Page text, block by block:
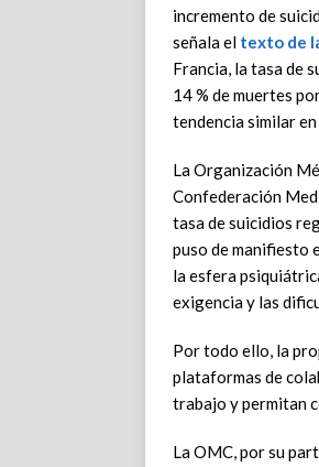
incremento de
señala el texto de
Francia, la tasa de
14 % de muertes
tendencia similar
La Organización
Confederación
tasa de suicidios
puso de manifiesto
la esfera
exigencia y las
Por todo ello, la
plataformas de
trabajo y permitan
La OMC, por su